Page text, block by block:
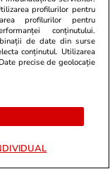
profilurilor pentru
profilurilor pentru
conținutului.
de date din surse
conținutul. Utilizarea
precise de geolocație